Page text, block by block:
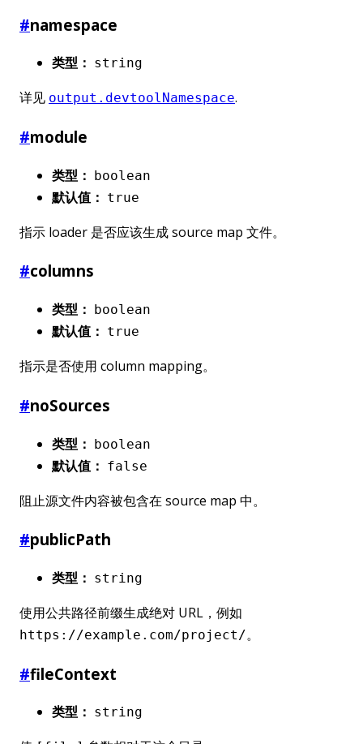
#namespace
类型： string
详见 output.devtoolNamespace.
#module
类型： boolean
默认值： true
指示 loader 是否应该生成 source map 文件。
#columns
类型： boolean
默认值： true
指示是否使用 column mapping。
#noSources
类型： boolean
默认值： false
阻止源文件内容被包含在 source map 中。
#publicPath
类型： string
使用公共路径前缀生成绝对 URL，例如
https://example.com/project/。
#fileContext
类型： string